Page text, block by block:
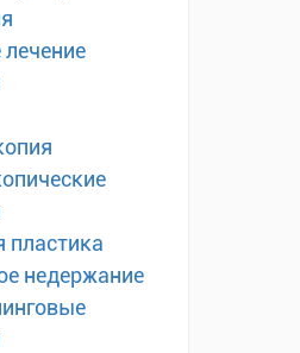
пластика
недержание